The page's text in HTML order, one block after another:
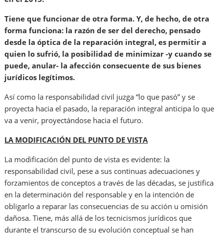
Tiene que funcionar de otra forma. Y, de hecho, de otra
forma funciona: la razón de ser del derecho, pensado
desde la óptica de la reparación integral, es permitir a
quien lo sufrió, la posibilidad de minimizar -y cuando se
puede, anular- la afección consecuente de sus bienes
jurídicos legítimos.
Así como la responsabilidad civil juzga “lo que pasó” y se
proyecta hacia el pasado, la reparación integral anticipa lo que
va a venir, proyectándose hacia el futuro.
LA MODIFICACIÓN DEL PUNTO DE VISTA
La modificación del punto de vista es evidente: la
responsabilidad civil, pese a sus continuas adecuaciones y
forzamientos de conceptos a través de las décadas, se justifica
en la determinación del responsable y en la intención de
obligarlo a reparar las consecuencias de su acción u omisión
dañosa. Tiene, más allá de los tecnicismos jurídicos que
durante el transcurso de su evolución conceptual se han